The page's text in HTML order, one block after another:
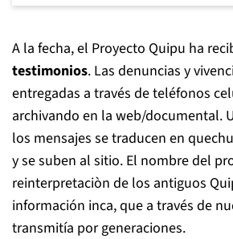
A la fecha, el Proyecto Quipu ha
testimonios. Las denuncias y
entregadas a través de teléfonos
archivando en la web/documental.
los mensajes se traducen en
y se suben al sitio. El nombre del
reinterpretaciòn de los antiguos
información inca, que a través de
transmitía por generaciones.